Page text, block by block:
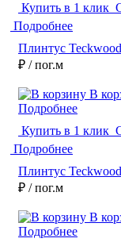
Купить в 1 клик
Подробнее
Плинтус
₽ / пог.м
В
Подробнее
Купить в 1 клик
Подробнее
Плинтус
₽ / пог.м
В
Подробнее